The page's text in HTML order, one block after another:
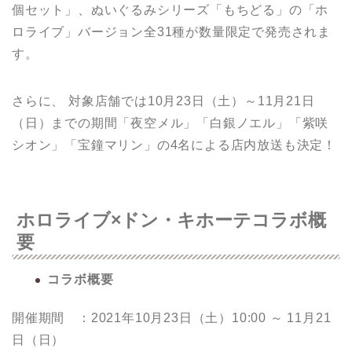
個セット」、ぬいぐるみシリーズ「もちどる」の「ホ
ロライブ」バージョン全31種が数量限定で発売されま
す。
さらに、 対象店舗では10月23日（土）～11月21日
（日）までの期間「夜空メル」「白銀ノエル」「紫咲
シオン」「宝鐘マリン」の4名による店内放送も決定！
ホロライブ×ドン・キホーテコラボ概
要
コラボ概要
開催期間 ：2021年10月23日（土）10:00 ～ 11月21
日（日）